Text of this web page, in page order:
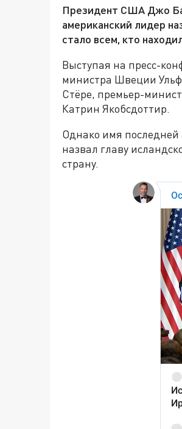
Президент США Джо
американский лидер
стало всем, кто
Выступая на пресс-
министра Швеции
Стёре, премьер-
Катрин Якобсдоттир.
Однако имя последней
назвал главу
страну.